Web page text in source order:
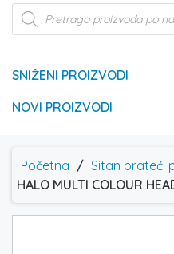
Products
search
SNIŽENI PROIZVODI
NOVI PROIZVODI
Početna / Sitan prateći
HALO MULTI COLOUR